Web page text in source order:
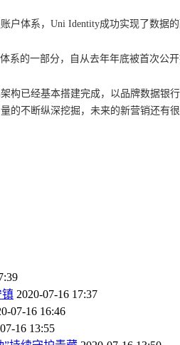
户体系，Uni Identity成功实现了数据
系的一部分，自从去年年底被首次公
构已经基本搭建完成，以品牌数据银
的不断纵深挖掘，未来的新营销还有很
镇 2020-07-16 17:37
07-16 16:46
16 13:55